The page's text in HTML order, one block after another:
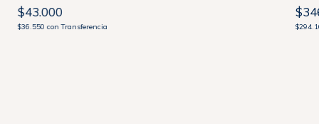
$43.000
$36.550con Transferencia